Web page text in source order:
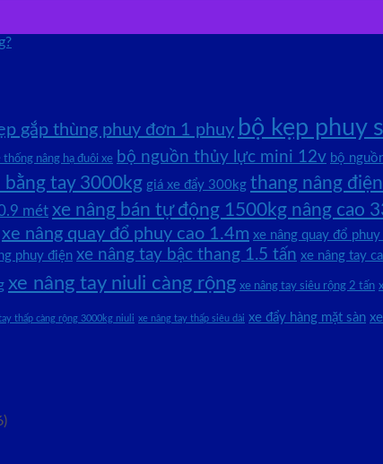
gắp thùng phuy đơn 1 phuy bộ kẹp phuy
nâng hạ đuôi xe bộ nguồn thủy lực mini 12v bộ
tay 3000kg giá xe đẩy 300kg thang nâng
mét xe nâng bán tự động 1500kg nâng cao
xe nâng quay đổ phuy cao 1.4m xe nâng quay đổ phuy
phuy điện xe nâng tay bậc thang 1.5 tấn xe nâng tay
xe nâng tay niuli càng rộng xe nâng tay siêu rộng 2 tấn
thấp càng rộng 3000kg niuli xe nâng tay thấp siêu dài xe đẩy hàng mặt sàn